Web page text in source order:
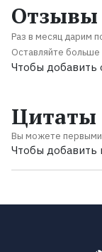
Отзывы
Раз в месяц дарим
Оставляйте больше
Чтобы добавить
Цитаты
Вы можете первыми
Чтобы добавить